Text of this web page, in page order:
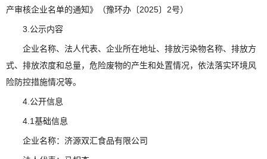
产审核企业名单的通知》（豫环办〔2025〕2号）
3.公示内容
企业名称、法人代表、企业所在地址、排放污染物名称、排放方
式、排放浓度和总量，危险废物的产生和处置情况，依法落实环境风
险防控措施情况等。
4.公开信息
4.1基础信息
企业名称：济源双汇食品有限公司